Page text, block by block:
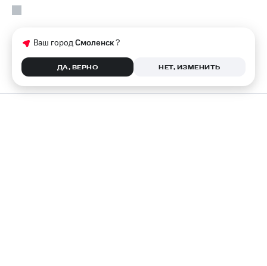
Ваш городСмоленск?
ДА, ВЕРНО НЕТ, ИЗМЕНИТЬ